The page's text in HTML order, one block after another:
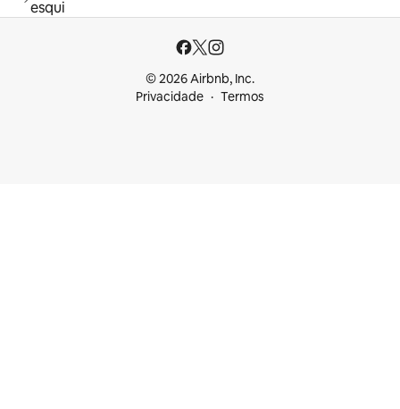
esqui
© 2026 Airbnb, Inc.
Privacidade
Termos